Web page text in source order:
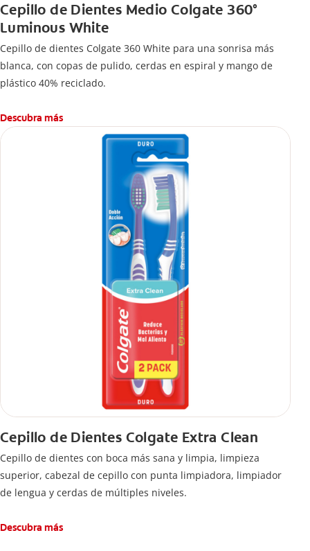
Cepillo de Dientes Medio Colgate 360°
Luminous White
Cepillo de dientes Colgate 360 White para una sonrisa más
blanca, con copas de pulido, cerdas en espiral y mango de
plástico 40% reciclado.
Descubra más
Cepillo de Dientes Colgate Extra Clean
Cepillo de dientes con boca más sana y limpia, limpieza
superior, cabezal de cepillo con punta limpiadora, limpiador
de lengua y cerdas de múltiples niveles.
Descubra más